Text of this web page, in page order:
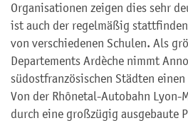
Organisationen zeigen dies sehr
ist auch der regelmäßig
von verschiedenen Schulen. Als
Departements Ardèche nimmt
südostfranzösischen Städten
Von der Rhônetal-Autobahn Lyon-
durch eine großzügig ausgebaute